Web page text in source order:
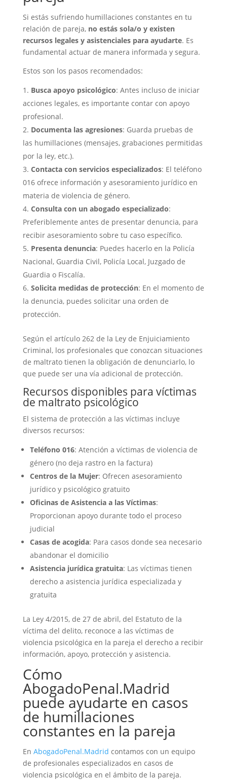
Si estás sufriendo humillaciones constantes en tu
relación de pareja, no estás sola/o y existen
recursos legales y asistenciales para ayudarte. Es
fundamental actuar de manera informada y segura.
Estos son los pasos recomendados:
Busca apoyo psicológico: Antes incluso de iniciar
acciones legales, es importante contar con apoyo
profesional.
Documenta las agresiones: Guarda pruebas de
las humillaciones (mensajes, grabaciones permitidas
por la ley, etc.).
Contacta con servicios especializados: El teléfono
016 ofrece información y asesoramiento jurídico en
materia de violencia de género.
Consulta con un abogado especializado:
Preferiblemente antes de presentar denuncia, para
recibir asesoramiento sobre tu caso específico.
Presenta denuncia: Puedes hacerlo en la Policía
Nacional, Guardia Civil, Policía Local, Juzgado de
Guardia o Fiscalía.
Solicita medidas de protección: En el momento de
la denuncia, puedes solicitar una orden de
protección.
Según el artículo 262 de la Ley de Enjuiciamiento
Criminal, los profesionales que conozcan situaciones
de maltrato tienen la obligación de denunciarlo, lo
que puede ser una vía adicional de protección.
Recursos disponibles para víctimas
de maltrato psicológico
El sistema de protección a las víctimas incluye
diversos recursos:
Teléfono 016: Atención a víctimas de violencia de
género (no deja rastro en la factura)
Centros de la Mujer: Ofrecen asesoramiento
jurídico y psicológico gratuito
Oficinas de Asistencia a las Víctimas:
Proporcionan apoyo durante todo el proceso
judicial
Casas de acogida: Para casos donde sea necesario
abandonar el domicilio
Asistencia jurídica gratuita: Las víctimas tienen
derecho a asistencia jurídica especializada y
gratuita
La Ley 4/2015, de 27 de abril, del Estatuto de la
víctima del delito, reconoce a las víctimas de
violencia psicológica en la pareja el derecho a recibir
información, apoyo, protección y asistencia.
Cómo
AbogadoPenal.Madrid
puede ayudarte en casos
de humillaciones
constantes en la pareja
En AbogadoPenal.Madrid contamos con un equipo
de profesionales especializados en casos de
violencia psicológica en el ámbito de la pareja.